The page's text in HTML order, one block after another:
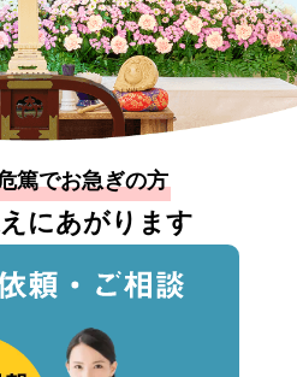
篤でお急ぎの方
にあがります